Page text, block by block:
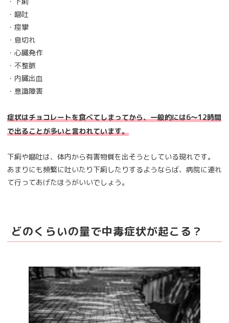
・嘔吐
・痙攣
・息切れ
・心臓発作
・不整脈
・内臓出血
・意識障害
症状はチョコレートを食べてしまってから、一般的には6～12時間
で出ることが多いと言われています。
下痢や嘔吐は、体内から有害物質を出そうとしている現れです。
あまりにも頻繁に吐いたり下痢したりするようならば、病院に連れ
て行ってあげたほうがいいでしょう。
どのくらいの量で中毒症状が起こる？